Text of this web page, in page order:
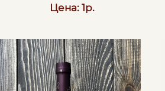
Цена: 1р.